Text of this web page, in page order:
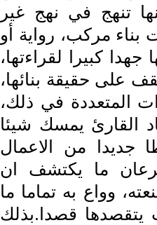
تنهج في نهج غير
مركب، رواية أو
كبيرا لقراءتها،
على حقيقة بنائها،
المتعددة في ذلك،
القارئ يمسك شيئا
جديدا من الاعمال
سرعان ما يكتشف ان
وواع به تماما ما
يتقصدها قصدا.بذلك